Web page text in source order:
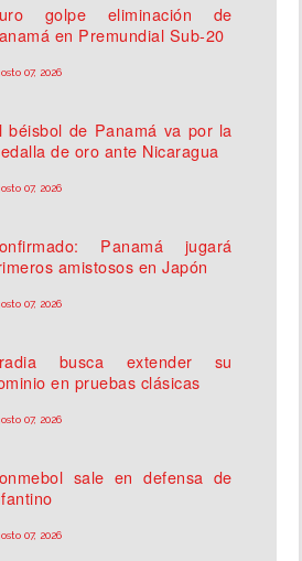
golpe eliminación de
en Premundial Sub-20
07, 2026
béisbol de Panamá va por la
de oro ante Nicaragua
07, 2026
Panamá jugará
amistosos en Japón
07, 2026
busca extender su
en pruebas clásicas
07, 2026
sale en defensa de
07, 2026